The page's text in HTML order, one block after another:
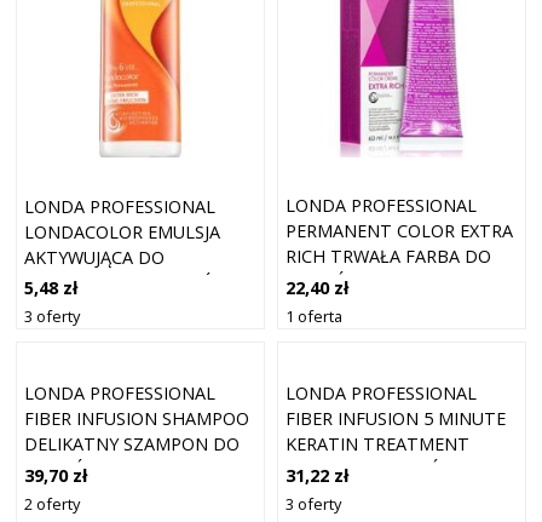
LONDA PROFESSIONAL
LONDACOLOR EMULSJA
AKTYWUJĄCA DO
WSZYSTKICH RODZAJÓW
WŁOSÓW 60 ML
5,48 zł
3 oferty
LONDA PROFESSIONAL
PERMANENT COLOR EXTRA
RICH TRWAŁA FARBA DO
WŁOSÓW 0/45 60 ML
22,40 zł
1 oferta
LONDA PROFESSIONAL
FIBER INFUSION SHAMPOO
DELIKATNY SZAMPON DO
WŁOSÓW ZNISZCZONYCH I
FARBOWANYCH 250 ML
39,70 zł
2 oferty
LONDA PROFESSIONAL
FIBER INFUSION 5 MINUTE
KERATIN TREATMENT
MASKA DO WŁOSÓW Z
KERATYNĄ 100 ML
31,22 zł
3 oferty